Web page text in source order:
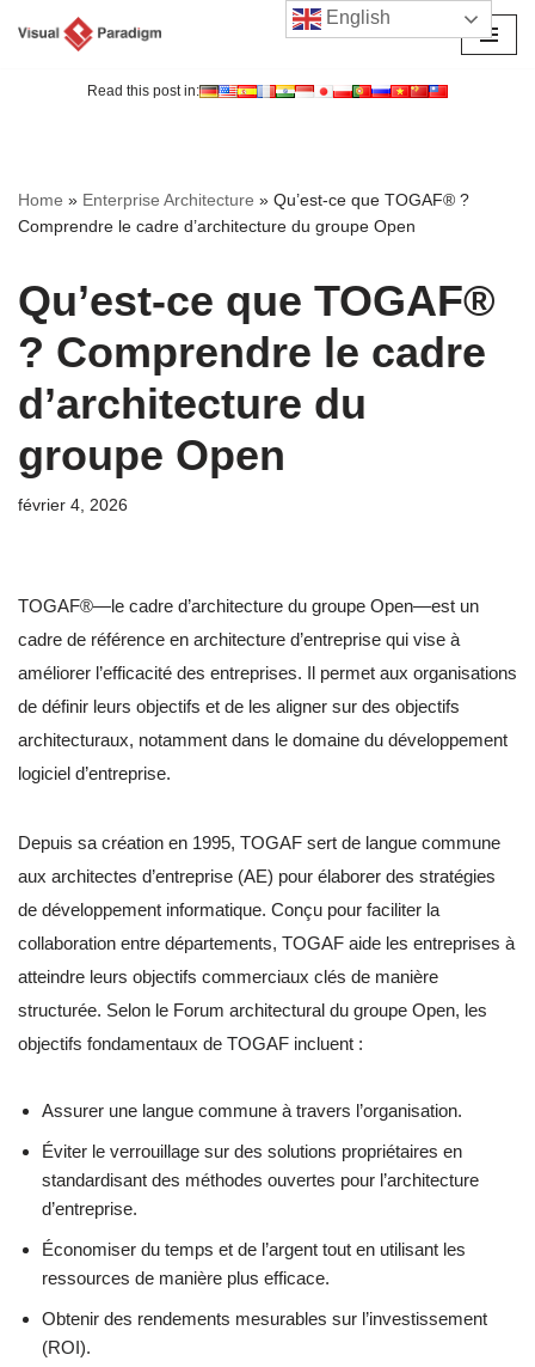
Read this post in:
Home » Enterprise Architecture » Qu’est-ce que TOGAF® ?
Comprendre le cadre d’architecture du groupe Open
Qu’est-ce que TOGAF®
? Comprendre le cadre
d’architecture du
groupe Open
février 4, 2026
TOGAF®—le cadre d’architecture du groupe Open—est un
cadre de référence en architecture d’entreprise qui vise à
améliorer l’efficacité des entreprises. Il permet aux organisations
de définir leurs objectifs et de les aligner sur des objectifs
architecturaux, notamment dans le domaine du développement
logiciel d’entreprise.
Depuis sa création en 1995, TOGAF sert de langue commune
aux architectes d’entreprise (AE) pour élaborer des stratégies
de développement informatique. Conçu pour faciliter la
collaboration entre départements, TOGAF aide les entreprises à
atteindre leurs objectifs commerciaux clés de manière
structurée. Selon le Forum architectural du groupe Open, les
objectifs fondamentaux de TOGAF incluent :
Assurer une langue commune à travers l’organisation.
Éviter le verrouillage sur des solutions propriétaires en
standardisant des méthodes ouvertes pour l’architecture
d’entreprise.
Économiser du temps et de l’argent tout en utilisant les
ressources de manière plus efficace.
Obtenir des rendements mesurables sur l’investissement
(ROI).
English